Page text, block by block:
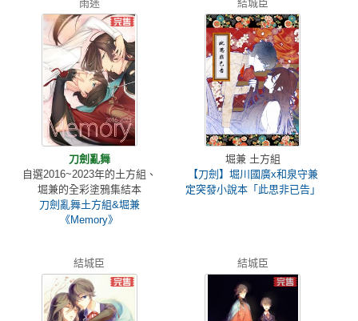
雨迷
刀劍亂舞
自選2016~2023年的土方組、
堀兼的全彩塗鴉集結本
刀劍亂舞土方組&堀兼
《Memory》
結城臣
堀兼 土方組
【刀劍】堀川國廣x和泉守兼
定突發小說本「此思非已告」
結城臣 結城臣